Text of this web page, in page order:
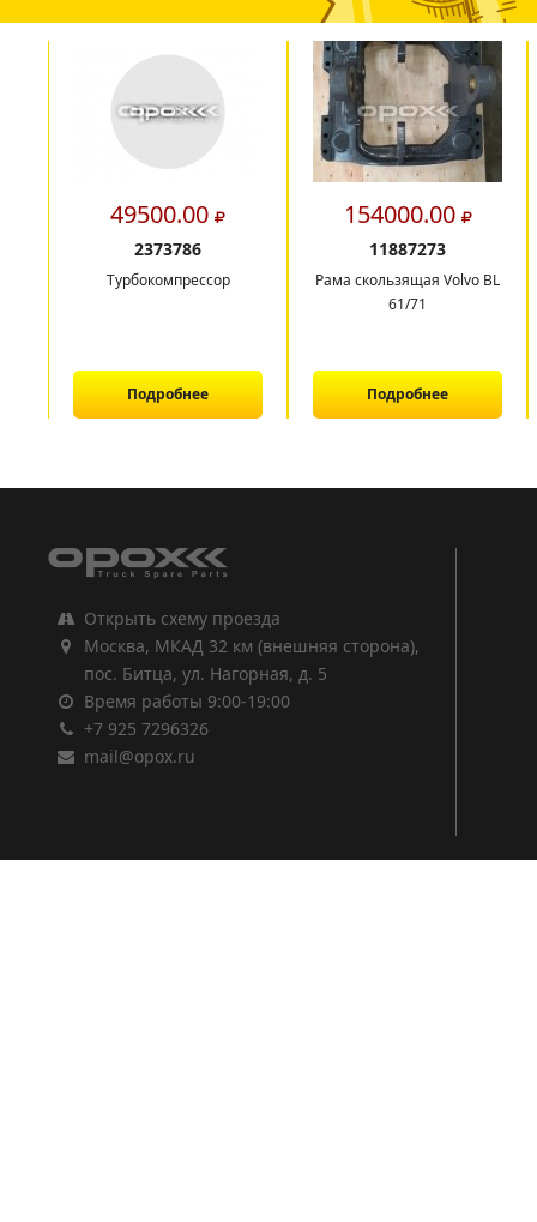
49500.00
2373786
Турбокомпрессор
Подробнее
154000.00
11887273
Рама скользящая Volvo BL
61/71
Подробнее
Открыть схему проезда
Москва, МКАД 32 км (внешняя сторона),
пос. Битца, ул. Нагорная, д. 5
Время работы 9:00-19:00
+7 925 7296326
mail@opox.ru